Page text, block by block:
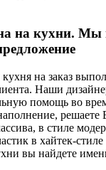
на кухни. Мы
на заказ
Наши
помощь во
в стиле
в хайтек-
вы найдете